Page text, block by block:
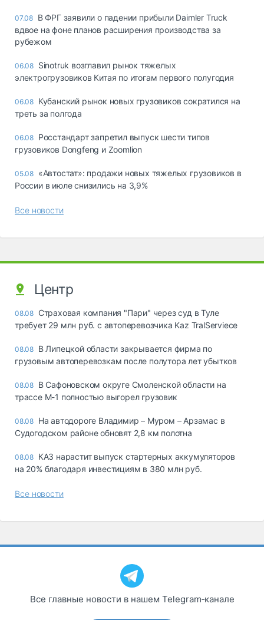
07.08 В ФРГ заявили о падении прибыли Daimler Truck
вдвое на фоне планов расширения производства за
рубежом
06.08 Sinotruk возглавил рынок тяжелых
электрогрузовиков Китая по итогам первого полугодия
06.08 Кубанский рынок новых грузовиков сократился на
треть за полгода
06.08 Росстандарт запретил выпуск шести типов
грузовиков Dongfeng и Zoomlion
05.08 «Автостат»: продажи новых тяжелых грузовиков в
России в июле снизились на 3,9%
Все новости
Центр
08.08 Страховая компания "Пари" через суд в Туле
требует 29 млн руб. с автоперевозчика Kaz TralServiece
08.08 В Липецкой области закрывается фирма по
грузовым автоперевозкам после полутора лет убытков
08.08 В Сафоновском округе Смоленской области на
трассе М-1 полностью выгорел грузовик
08.08 На автодороге Владимир – Муром – Арзамас в
Судогодском районе обновят 2,8 км полотна
08.08 КАЗ нарастит выпуск стартерных аккумуляторов
на 20% благодаря инвестициям в 380 млн руб.
Все новости
Все главные новости в нашем Telegram‑канале